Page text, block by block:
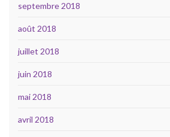
septembre 2018
août 2018
juillet 2018
juin 2018
mai 2018
avril 2018